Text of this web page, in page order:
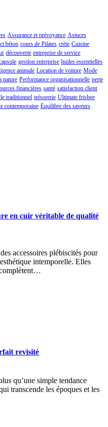
Assurance et prévoyance Astuces
béton cours de Pilates crète Cuisine
découverte entreprise de service
gestion entreprise huiles essentielles
animale Location de voiture Mode
nature Performance organisationnelle perte
financières santé satisfaction client
traditionnel trésorerie Ultimate frisbee
contemporaine Équilibre des saveurs
en cuir véritable de qualité
accessoires plébiscités pour
intemporelle. Elles
revisité
qu’une simple tendance
transcende les époques et les